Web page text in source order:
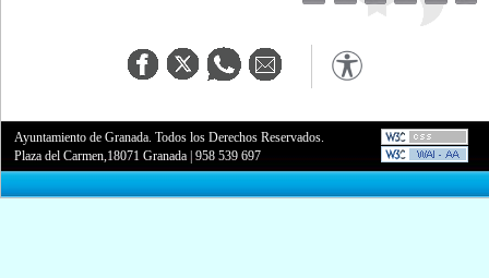
Ayuntamiento de Granada. Todos los Derechos Reservados.
Plaza del Carmen,18071 Granada |958 539 697